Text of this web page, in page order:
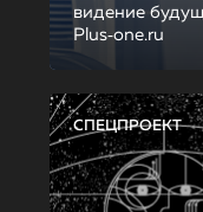
видение
Plus‑one.ru
СПЕЦПРОЕКТ